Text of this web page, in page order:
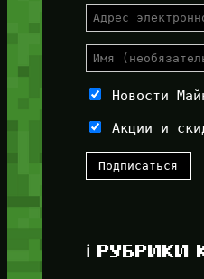
Новости
Акции и
ℹ️ РУБРИКИ